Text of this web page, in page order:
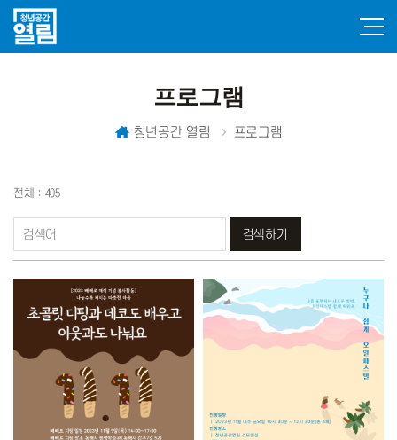
프로그램
청년공간 열림 프로그램
전체 : 405
검색하기